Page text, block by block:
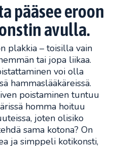
pääsee eroon
avulla.
plakkia – toisilla vain
tai jopa liikaa.
voi olla
hammaslääkäreissä.
poistaminen tuntuu
homma hoituu
joten olisiko
sama kotona? On
ja simppeli kotikonsti,